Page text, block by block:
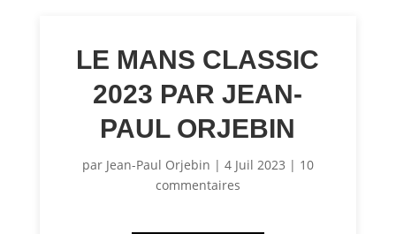
LE MANS CLASSIC
2023 PAR JEAN-
PAUL ORJEBIN
par Jean-Paul Orjebin | 4 Juil 2023 | 10
commentaires